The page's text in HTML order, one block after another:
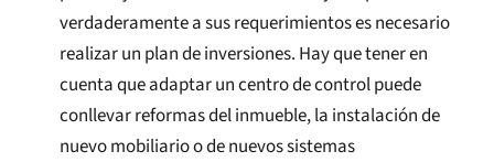
verdaderamente a sus requerimientos es necesario
realizar un plan de inversiones. Hay que tener en
cuenta que adaptar un centro de control puede
conllevar reformas del inmueble, la instalación de
nuevo mobiliario o de nuevos sistemas